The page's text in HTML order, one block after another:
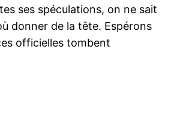
ses spéculations, on ne sait
donner de la tête. Espérons
officielles tombent